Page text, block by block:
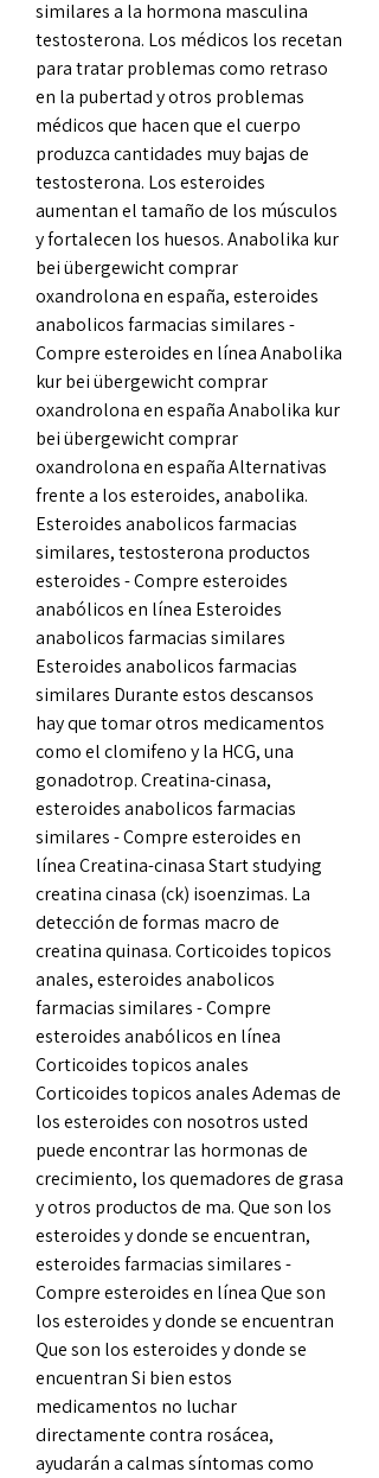
similares a la hormona masculina
testosterona. Los médicos los recetan
para tratar problemas como retraso
en la pubertad y otros problemas
médicos que hacen que el cuerpo
produzca cantidades muy bajas de
testosterona. Los esteroides
aumentan el tamaño de los músculos
y fortalecen los huesos. Anabolika kur
bei übergewicht comprar
oxandrolona en españa, esteroides
anabolicos farmacias similares -
Compre esteroides en línea Anabolika
kur bei übergewicht comprar
oxandrolona en españa Anabolika kur
bei übergewicht comprar
oxandrolona en españa Alternativas
frente a los esteroides, anabolika.
Esteroides anabolicos farmacias
similares, testosterona productos
esteroides - Compre esteroides
anabólicos en línea Esteroides
anabolicos farmacias similares
Esteroides anabolicos farmacias
similares Durante estos descansos
hay que tomar otros medicamentos
como el clomifeno y la HCG, una
gonadotrop. Creatina-cinasa,
esteroides anabolicos farmacias
similares - Compre esteroides en
línea Creatina-cinasa Start studying
creatina cinasa (ck) isoenzimas. La
detección de formas macro de
creatina quinasa. Corticoides topicos
anales, esteroides anabolicos
farmacias similares - Compre
esteroides anabólicos en línea
Corticoides topicos anales
Corticoides topicos anales Ademas de
los esteroides con nosotros usted
puede encontrar las hormonas de
crecimiento, los quemadores de grasa
y otros productos de ma. Que son los
esteroides y donde se encuentran,
esteroides farmacias similares -
Compre esteroides en línea Que son
los esteroides y donde se encuentran
Que son los esteroides y donde se
encuentran Si bien estos
medicamentos no luchar
directamente contra rosácea,
ayudarán a calmas síntomas como